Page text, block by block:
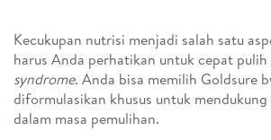
Kecukupan nutrisi menjadi salah satu
harus Anda perhatikan untuk cepat pulih
syndrome. Anda bisa memilih Goldsure
diformulasikan khusus untuk
dalam masa pemulihan.